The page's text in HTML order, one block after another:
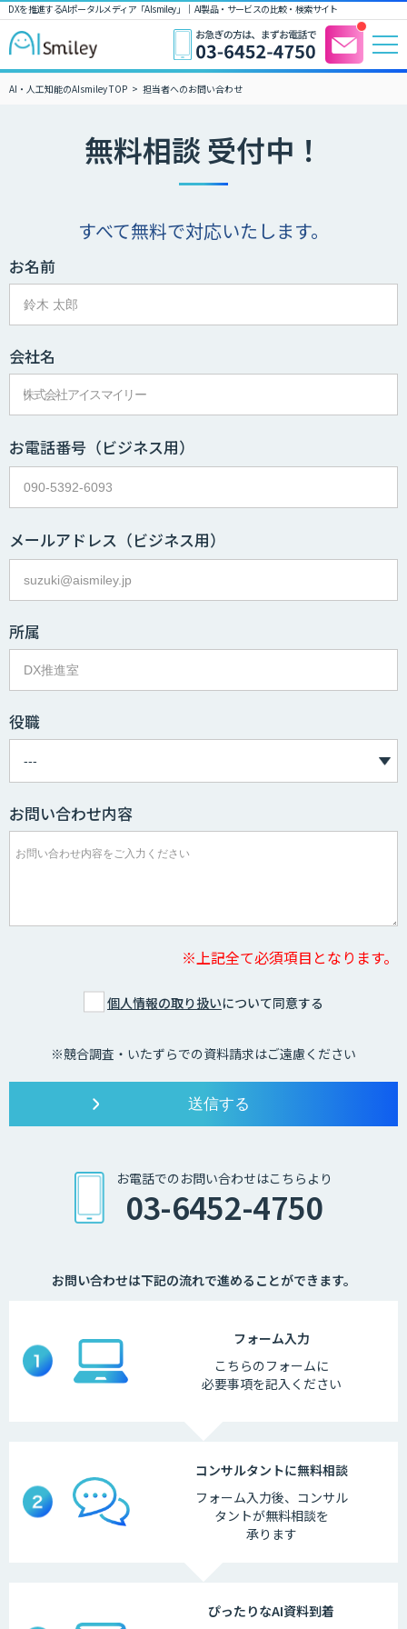
DXを推進するAIポータルメディア「AIsmiley」｜ AI製品・サービスの比較・検索サイト
AI・人工知能のAIsmiley TOP 担当者へのお問い合わせ
無料相談 受付中！
すべて無料で対応いたします。
お名前
会社名
お電話番号 （ビジネス用）
メールアドレス （ビジネス用）
所属
役職
お問い合わせ内容
※上記全て必須項目となります。
個人情報の取り扱いについて同意する
※競合調査・いたずらでの資料請求はご遠慮ください
お電話でのお問い合わせはこちらより
03-6452-4750
お問い合わせは下記の流れで進めることができます。
フォーム入力
こちらのフォームに
必要事項を記入ください
コンサルタントに無料相談
フォーム入力後、 コンサル
タントが無料相談を
承ります
ぴったりなAI資料到着